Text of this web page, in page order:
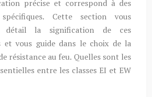
précise et correspond à des
Cette section vous
détail la signification de ces
et vous guide dans le choix de la
résistance au feu. Quelles sont les
entre les classes EI et EW